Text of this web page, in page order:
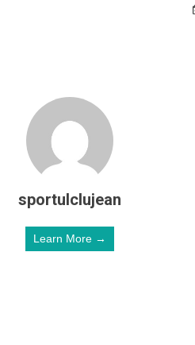
sportulclujean
Learn More →